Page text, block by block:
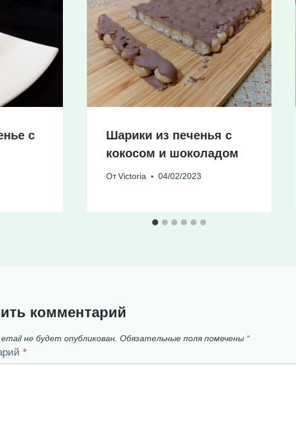
с
Шарики из печенья с
кокосом и шоколадом
От Victoria 04/02/2023
комментарий
не будет опубликован. Обязательные поля помечены *
*